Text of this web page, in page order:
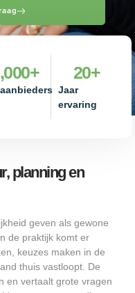
+
Jaar
ervaring
20+
planning en
geven als gewone
de praktijk komt er
keuzes maken in de
thuis vastloopt. De
en vertaalt grote vragen